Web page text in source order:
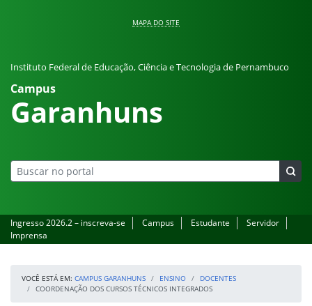
MAPA DO SITE
Instituto Federal de Educação, Ciência e Tecnologia de Pernambuco
Campus
Garanhuns
Ingresso 2026.2 – inscreva-se Campus Estudante
Servidor
Imprensa
VOCÊ ESTÁ EM: CAMPUS GARANHUNS ENSINO
DOCENTES
COORDENAÇÃO DOS CURSOS TÉCNICOS INTEGRADOS